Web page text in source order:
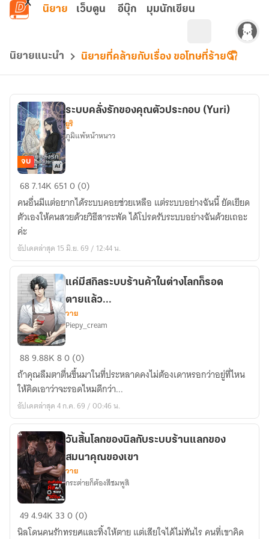
ข้ามไปยังเนื้อหาหลัก
นิยาย เว็บตูน อีบุ๊ก มุมนักเขียน
นิยายแนะนำ นิยายที่คล้ายกับเรื่อง ขอโทษที่ร้าย🤦
ระบบ
คลั่ง
รัก
ของ
คุณ
ตัวประกอบ
(Yuri)
จบ
ระบบคลั่งรักของคุณตัวประกอบ (Yuri)
ยูริ
ภูมิแพ้หน้าหนาว
687.14K6510 (0)
คนอื่นมีแต่อยากได้ระบบคอยช่วยเหลือ แต่ระบบอย่างฉันนี้ ยัดเยียด
ตัวเองให้คนสวยด้วยวิธีสาระพัด ได้โปรดรับระบบอย่างฉันด้วยเถอะ
ค่ะ
อัปเดตล่าสุด 15 มิ.ย. 69 / 12:44 น.
แค่
มี
สกิล
ระบบ
ร้าน
ค้า
ใน
ต่าง
โลก
ก็
รอด
ตาย
แล้ว...
แค่มีสกิลระบบร้านค้าในต่างโลกก็รอด
ตายแล้ว...
วาย
Piepy_cream
889.88K80 (0)
ถ้าคุณลืมตาตื่นขึ้นมาในที่ประหลาดคงไม่ต้องเดาหรอกว่าอยู่ที่ไหน
ให้คิดเอาว่าจะรอดไหมดีกว่า...
อัปเดตล่าสุด 4 ก.ค. 69 / 00:46 น.
วัน
สิ้น
วันสิ้นโลกของนิลกับระบบร้านแลกของ
สมนาคุณของเขา
วาย
กระต่ายก็ต้องสีชมพูสิ
494.94K 330 (0)
นิลโดนคนรักทรยศและทิ้งให้ตาย แต่เสียใจได้ไม่ทันไร คนที่เขาคิด